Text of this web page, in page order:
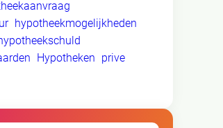
hypotheekmogelijkheden
Hypotheken prive